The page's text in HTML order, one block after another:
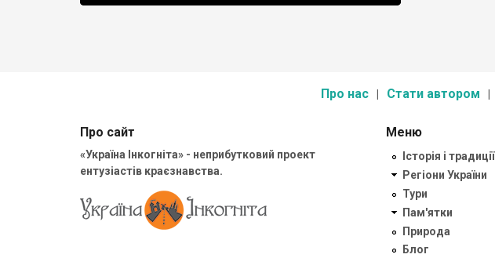
Про нас Стати автором
Про сайт
«Україна Інкогніта» - неприбутковий проект
ентузіастів краєзнавства.
Меню
Історія і традиції
Регіони України
Тури
Пам'ятки
Природа
Блог